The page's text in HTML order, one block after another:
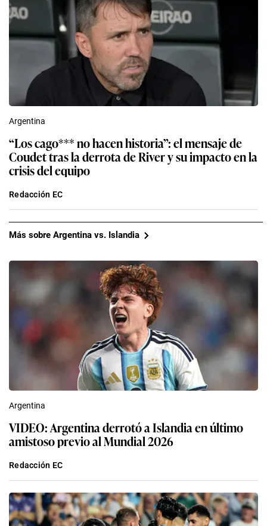
Argentina
“Los cago*** no hacen historia”: el mensaje de
Coudet tras la derrota de River y su impacto en la
crisis del equipo
Redacción EC
Más sobre Argentina vs. Islandia
Argentina
VIDEO: Argentina derrotó a Islandia en último
amistoso previo al Mundial 2026
Redacción EC